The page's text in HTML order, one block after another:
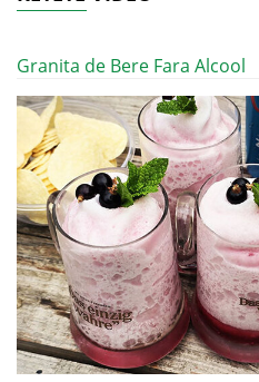
Granita de Bere Fara Alcool